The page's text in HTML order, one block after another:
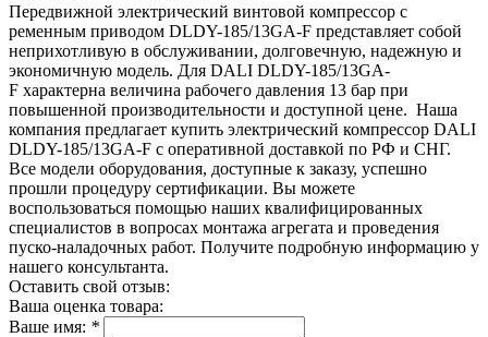
Передвижной электрический винтовой компрессор с
ременным приводом DLDY-185/13GA-F представляет собой
неприхотливую в обслуживании, долговечную, надежную и
экономичную модель. Для DALI DLDY-185/13GA-
F характерна величина рабочего давления 13 бар при
повышенной производительности и доступной цене. Наша
компания предлагает купить электрический компрессор DALI
DLDY-185/13GA-F с оперативной доставкой по РФ и СНГ.
Все модели оборудования, доступные к заказу, успешно
прошли процедуру сертификации. Вы можете
воспользоваться помощью наших квалифицированных
специалистов в вопросах монтажа агрегата и проведения
пуско-наладочных работ. Получите подробную информацию у
нашего консультанта.
Оставить свой отзыв:
Ваша оценка товара:
Ваше имя: *